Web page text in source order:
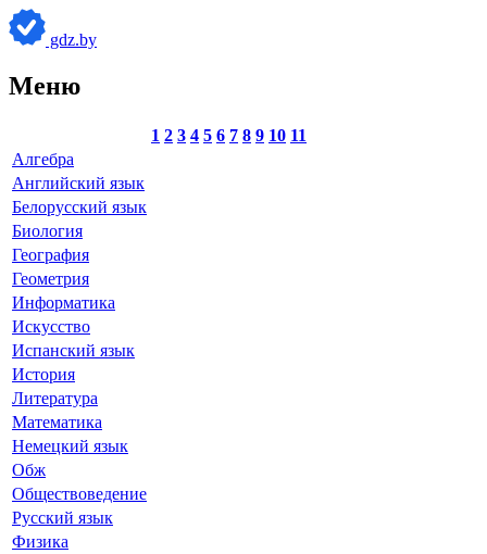
gdz.by
Меню
1 2 3 4 5 6 7 8 9 10 11
Алгебра
Английский язык
Белорусский язык
Биология
География
Геометрия
Информатика
Искусство
Испанский язык
История
Литература
Математика
Немецкий язык
Обж
Обществоведение
Русский язык
Физика